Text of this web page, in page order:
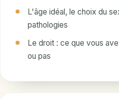
L'âge idéal, le choix du
pathologies
Le droit : ce que vous
ou pas